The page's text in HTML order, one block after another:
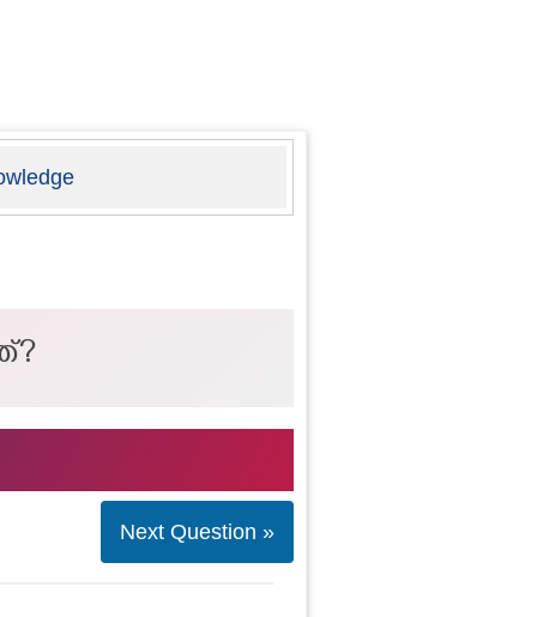
Next Question »